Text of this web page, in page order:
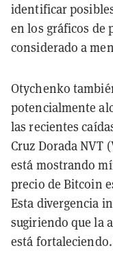
identificar
en los gráficos de
considerado a
Otychenko
potencialmente
las recientes
Cruz Dorada NVT
está mostrando
precio de Bitcoin
Esta divergencia
sugiriendo que la
está